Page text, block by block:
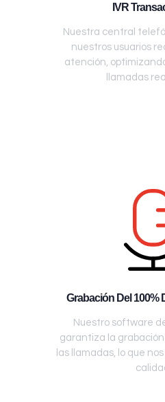
IVR
Nuestra central
nuestros usuarios
atención,
llamadas
Grabación Del 100%
Nuestro software
garantiza la
las llamadas, lo que